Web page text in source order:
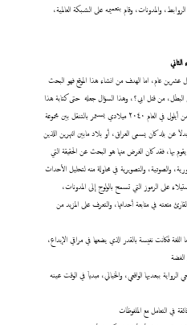
والمدونات، وقام بتعميمه على الشبكة العالمية،
عام، اما الهدف من انشاء هذا الموقع فهو البحث
من قتل ابي؟، وهذا السؤال جعله حتى كتابة هذا
السطور كما يؤكد في مدونته والذي يحمل تاريخ العاشر من أيلول في العام ٢٠٤٠ ميلادي يستمر بالتنقل بين مجموعة
عن بلد كان يسمى العراق، أو بلاد مابين النهرين اللذين
يقوم بها، فقد كان الغرض منها هو البحث عن الحقيقة التي
والصوتية، والتصويرية في محاولة منه لتحليل الأحداث
على الرموز التي تسمح بالولوج إلى المدونات،
متعته في متابعة أحداثها، والتعرف على المزيد من
فكانت نفيسة بالقدر الذي يضعها في مراقي الإبداع،
ببعديها الواقعي، والخيالي، مبدياَ في الوقت عينه
في التعامل مع الملفوظات